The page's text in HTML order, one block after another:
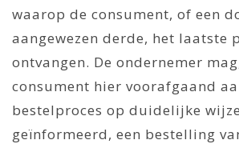
waarop de consument, of een
aangewezen derde, het laatste
ontvangen. De ondernemer
consument hier voorafgaand
bestelproces op duidelijke
geïnformeerd, een bestelling